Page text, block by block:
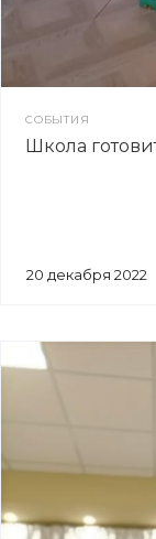
СОБЫТИЯ
Школа
20 декабря 2022